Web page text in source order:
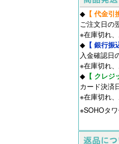
◆ 【 代金引
ご注文日の
※在庫切れ
◆ 【 銀行振
入金確認日
※在庫切れ
◆ 【 クレジ
カード決済
※在庫切れ
※SOHOタ